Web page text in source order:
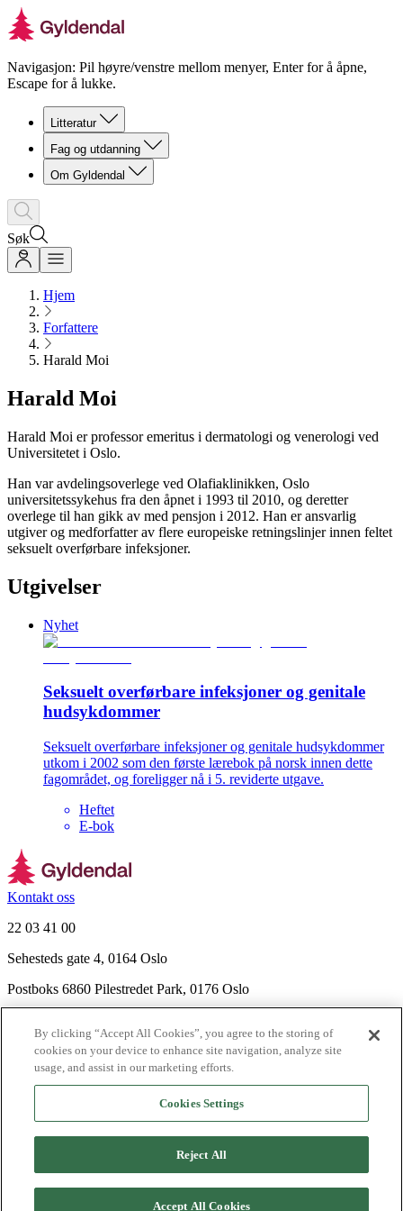
Navigasjon: Pil høyre/venstre mellom menyer, Enter for å åpne,
Escape for å lukke.
Litteratur
Fag og utdanning
Om Gyldendal
Søk
Hjem
Forfattere
Harald Moi
Harald Moi
Harald Moi er professor emeritus i dermatologi og venerologi ved
Universitetet i Oslo.
Han var avdelingsoverlege ved Olafiaklinikken, Oslo
universitetssykehus fra den åpnet i 1993 til 2010, og deretter
overlege til han gikk av med pensjon i 2012. Han er ansvarlig
utgiver og medforfatter av flere europeiske retningslinjer innen feltet
seksuelt overførbare infeksjoner.
Utgivelser
Nyhet
Seksuelt overførbare infeksjoner og genitale
hudsykdommer
Seksuelt overførbare infeksjoner og genitale hudsykdommer
utkom i 2002 som den første lærebok på norsk innen dette
fagområdet, og foreligger nå i 5. reviderte utgave.
Heftet
E-bok
Kontakt oss
22 03 41 00
Sehesteds gate 4, 0164 Oslo
Postboks 6860 Pilestredet Park, 0176 Oslo
Nyhetsbrev
Ledige stillinger
Send inn manus
Agency
By clicking “Accept All Cookies”, you agree to the storing of
cookies on your device to enhance site navigation, analyze site
usage, and assist in our marketing efforts.
Cookies Settings
Reject All
Accept All Cookies